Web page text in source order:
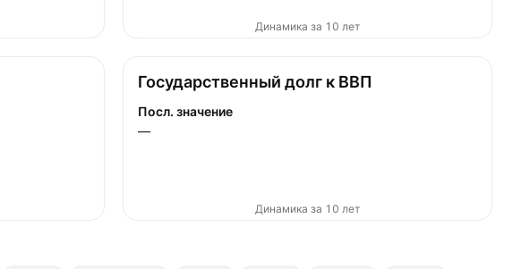
Динамика за 10 лет
Государственный долг к ВВП
Посл. значение
—
Динамика за 10 лет